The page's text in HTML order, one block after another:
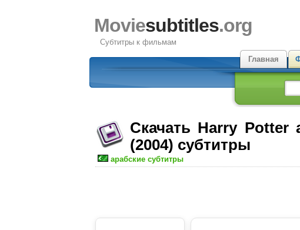
Moviesubtitles.org
Субтитры к фильмам
Главная
Скачать Harry Potter
(2004) субтитры
арабские субтитры